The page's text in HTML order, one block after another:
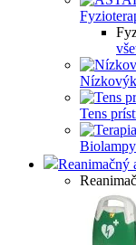
Tens
Biolampy
Reanimačný